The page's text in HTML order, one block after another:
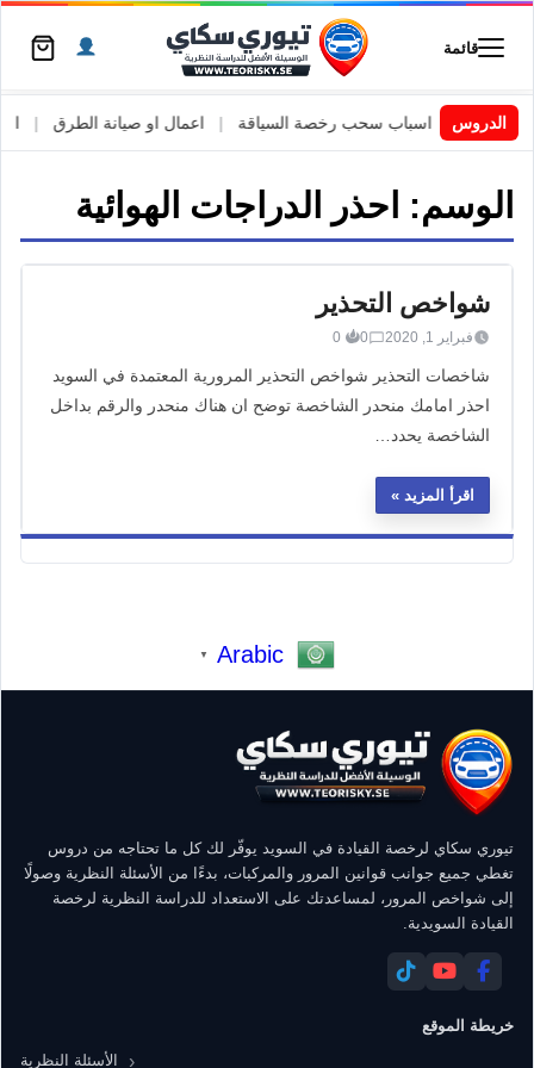
قائمة
الدروسالسويد | اسباب سحب رخصة السياقة اعمال او صيانة الطرق
الوسم: احذر الدراجات الهوائية
شواخص التحذير
فبراير 1, 2020 0
0
شاخصات التحذير شواخص التحذير المرورية المعتمدة في السويد
احذر امامك منحدر الشاخصة توضح ان هناك منحدر والرقم بداخل
الشاخصة يحدد…
اقرأ المزيد
Arabic
▼
تيوري سكاي لرخصة القيادة في السويد يوفّر لك كل ما تحتاجه من دروس
تغطي جميع جوانب قوانين المرور والمركبات، بدءًا من الأسئلة النظرية وصولًا
إلى شواخص المرور، لمساعدتك على الاستعداد للدراسة النظرية لرخصة
القيادة السويدية.
خريطة الموقع
الأسئلة النظرية